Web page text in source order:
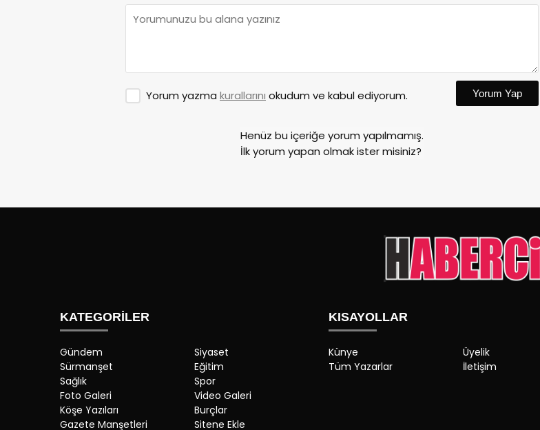
Yorum yazma kurallarını okudum ve kabul ediyorum. Yorum Yap
Henüz bu içeriğe yorum yapılmamış.
İlk yorum yapan olmak ister misiniz?
KATEGORİLER
Gündem
Siyaset
Sürmanşet
Eğitim
Sağlık
Spor
Foto Galeri
Video Galeri
Köşe Yazıları
Burçlar
Gazete Manşetleri
Sitene Ekle
KISAYOLLAR
Künye
Üyelik
Tüm Yazarlar
İletişim